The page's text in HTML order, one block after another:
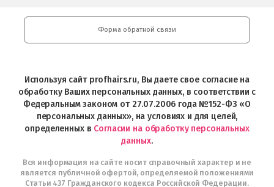
Play
Professional
и
Интернет-
Telegram
Форма обратной связи
Используя сайт profhairs.ru, Вы даете свое согласие на
обработку Ваших персональных данных, в соответствии с
Федеральным законом от 27.07.2006 года №152-ФЗ «О
персональных данных», на условиях и для целей,
определенных в Согласии на обработку персональных
данных.
Вся информация на сайте носит справочный характер и не
является публичной офертой, определяемой положениями
Статьи 437 Гражданского кодекса Российской Федерации.